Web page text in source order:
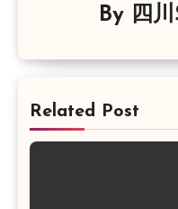
By 四
Related Post